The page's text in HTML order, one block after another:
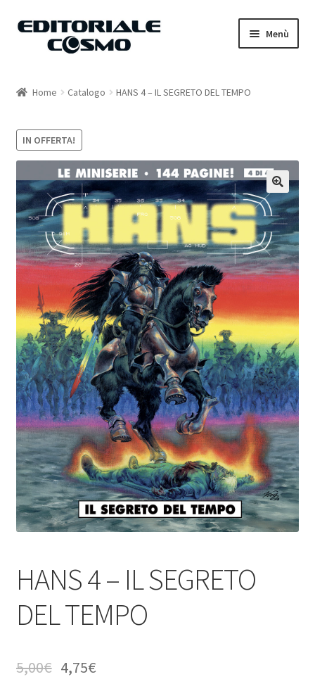
Vai
Vai
Menù
Carrello
Il mio account
Home Catalogo HANS 4 – IL SEGRETO DEL TEMPO
IN OFFERTA!
HANS 4 – IL SEGRETO
DEL TEMPO
5,00€ 4,75€